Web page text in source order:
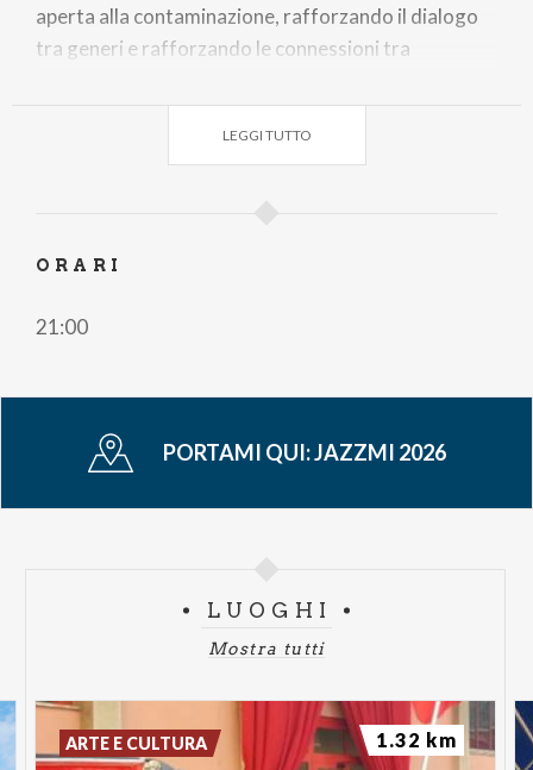
aperta alla contaminazione, rafforzando il dialogo
tra generi e rafforzando le connessioni tra
JAZZMI dal 2016 è prodotto da Associazione
Santini. Main partner Volvo. Partner Armani / Silos e
LEGGI TUTTO
ORARI
21:00
PORTAMI QUI:JAZZMI 2026
LUOGHI
Mostra tutti
ARTE E CULTURA 1.32 km